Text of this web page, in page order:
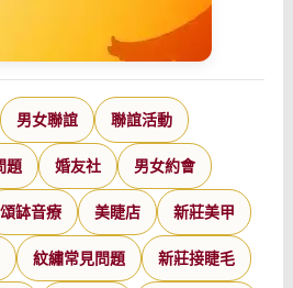
男女聯誼 聯誼活動
題 婚友社 男女約會
頌缽音療 美睫店 新莊美甲
紋繡常見問題 新莊接睫毛